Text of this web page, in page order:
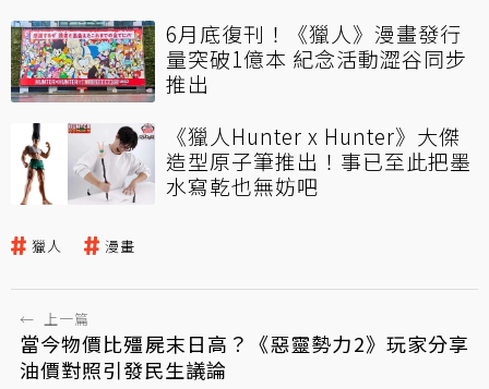
6月底復刊！《獵人》漫畫發行
量突破1億本 紀念活動澀谷同步
推出
《獵人Hunter x Hunter》大傑
造型原子筆推出！事已至此把墨
水寫乾也無妨吧
獵人 漫畫
← 上一篇
當今物價比殭屍末日高？《惡靈勢力2》玩家分享
油價對照引發民生議論